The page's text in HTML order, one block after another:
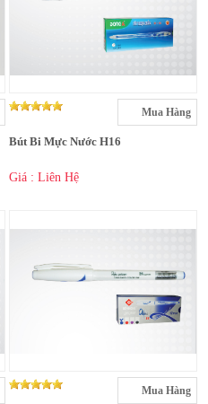
Mua Hàng
Bút Bi Mực Nước H16
Giá : Liên Hệ
Mua Hàng